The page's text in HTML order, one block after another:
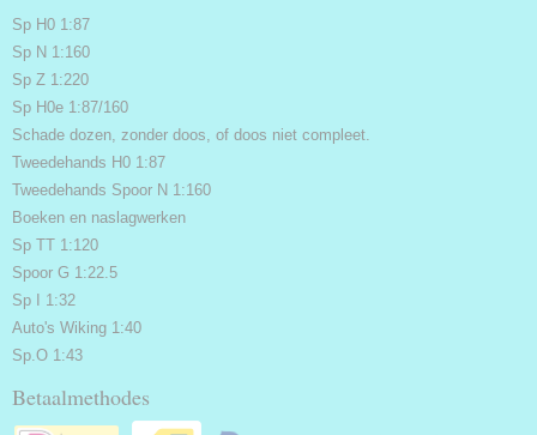
Sp H0 1:87
Sp N 1:160
Sp Z 1:220
Sp H0e 1:87/160
Schade dozen, zonder doos, of doos niet compleet.
Tweedehands H0 1:87
Tweedehands Spoor N 1:160
Boeken en naslagwerken
Sp TT 1:120
Spoor G 1:22.5
Sp I 1:32
Auto's Wiking 1:40
Sp.O 1:43
Betaalmethodes